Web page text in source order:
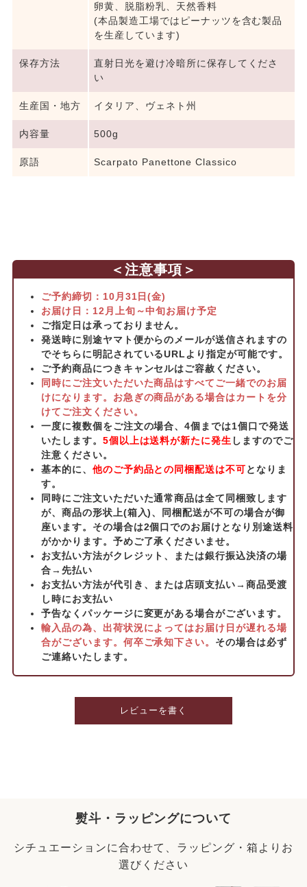
卵黄、脱脂粉乳、天然香料
(本品製造工場ではピーナッツを含む製品
を生産しています)
保存方法
直射日光を避け冷暗所に保存してくださ
い
生産国・地方 イタリア、ヴェネト州
内容量 500g
原語 Scarpato Panettone Classico
＜注意事項＞
ご予約締切：10月31日(金)
お届け日：12月上旬～中旬お届け予定
ご指定日は承っておりません。
発送時に別途ヤマト便からのメールが送信されますの
でそちらに明記されているURLより指定が可能です。
ご予約商品につきキャンセルはご容赦ください。
同時にご注文いただいた商品はすべてご一緒でのお届
けになります。お急ぎの商品がある場合はカートを分
けてご注文ください。
一度に複数個をご注文の場合、4個までは1個口で発送
いたします。 5個以上は送料が新たに発生 しますのでご
注意ください。
基本的に、 他のご予約品との同梱配送は不可となりま
す。
同時にご注文いただいた通常商品は全て同梱致します
が、商品の形状上(箱入)、同梱配送が不可の場合が御
座います。その場合は2個口でのお届けとなり別途送料
がかかります。予めご了承くださいませ。
お支払い方法がクレジット、または銀行振込決済の場
合→先払い
お支払い方法が代引き、または店頭支払い→商品受渡
し時にお支払い
予告なくパッケージに変更がある場合がございます。
輸入品の為、出荷状況によってはお届け日が遅れる場
合がございます。何卒ご承知下さい。 その場合は必ず
ご連絡いたします。
レビューを書く
熨斗・ラッピングについて
シチュエーションに合わせて、ラッピング・箱よりお
選びください